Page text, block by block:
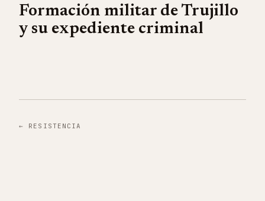
Formación militar de Trujillo
y su expediente criminal
← RESISTENCIA